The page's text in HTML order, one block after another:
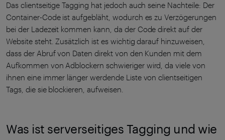
Das clientseitige Tagging hat jedoch auch seine Nachteile: Der
Container-Code ist aufgebläht, wodurch es zu Verzögerungen
bei der Ladezeit kommen kann, da der Code direkt auf der
Website steht. Zusätzlich ist es wichtig darauf hinzuweisen,
dass der Abruf von Daten direkt von den Kunden mit dem
Aufkommen von Adblockern schwieriger wird, da viele von
ihnen eine immer länger werdende Liste von clientseitigen
Tags, die sie blockieren, aufweisen.
Was ist serverseitiges Tagging und wie